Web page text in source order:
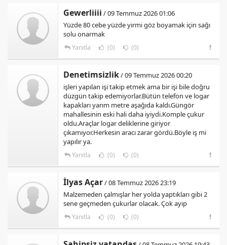
Gewerliiii / 09 Temmuz 2026 01:06
Yüzde 80 cebe yüzde yirmi göz boyamak için sağı
solu onarmak
Yanıtla (0) (0)
Denetimsizlik/ 09 Temmuz 2026 00:20
işleri yapılan işi takip etmek ama bir işi bile doğru
düzgün takip edemiyorlar.Bütün telefon ve logar
kapakları yarım metre aşağıda kaldı.Güngör
mahallesinin eski hali daha iyiydi.Komple çukur
oldu.Araçlar logar deliklerine giriyor
çıkamıyor.Herkesin aracı zarar gördü.Böyle iş mi
yapılır ya.
Yanıtla (0) (0)
İlyas Açar/ 08 Temmuz 2026 23:19
Malzemeden çalmışlar her yolda yaptıkları gibi 2
sene geçmeden çukurlar olacak. Çok ayıp
Yanıtla (0) (0)